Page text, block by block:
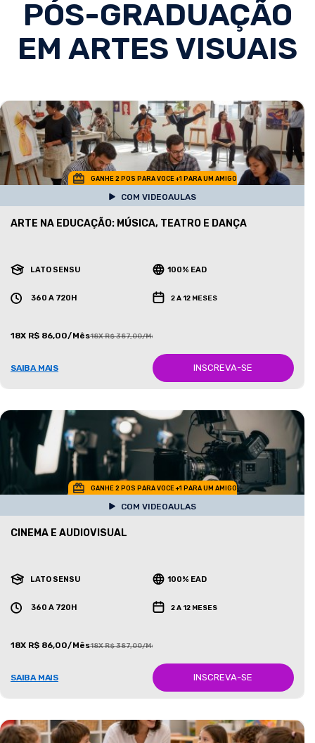
PÓS-GRADUAÇÃO
EM ARTES VISUAIS
GANHE 2 POS PARA VOCE +1 PARA UM AMIGO
COM VIDEOAULAS
ARTE NA EDUCAÇÃO: MÚSICA, TEATRO E DANÇA
LATO SENSU 100% EAD
360 A 720H 2 A 12 MESES
18X R$ 86,00/Mês18X R$ 387,00/Mês
SAIBA MAIS INSCREVA-SE
GANHE 2 POS PARA VOCE +1 PARA UM AMIGO
COM VIDEOAULAS
CINEMA E AUDIOVISUAL
LATO SENSU 100% EAD
360 A 720H 2 A 12 MESES
18X R$ 86,00/Mês18X R$ 387,00/Mês
SAIBA MAIS INSCREVA-SE